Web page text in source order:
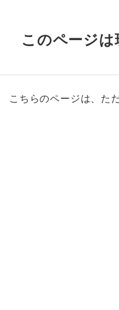
このページは
こちらのページは、た